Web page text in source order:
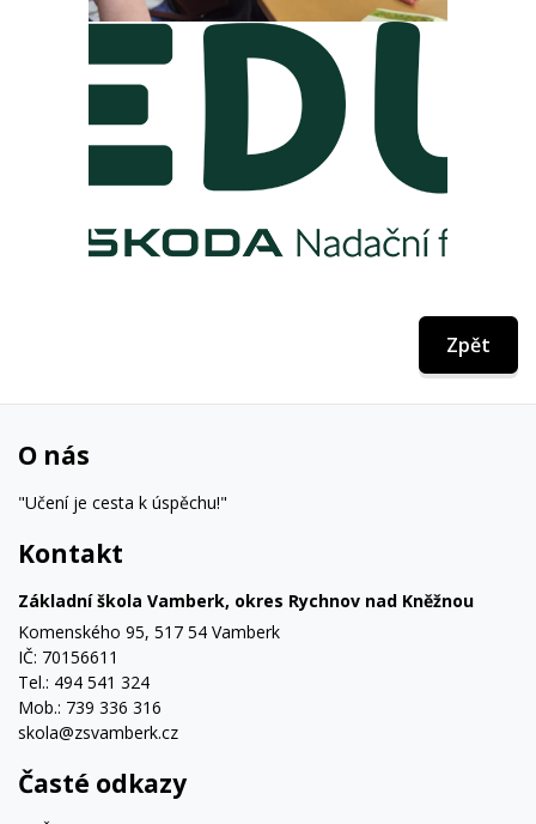
Zpět
O nás
"Učení je cesta k úspěchu!"
Kontakt
Základní škola Vamberk, okres Rychnov nad Kněžnou
Komenského 95, 517 54 Vamberk
IČ: 70156611
Tel.: 494 541 324
Mob.: 739 336 316
skola@zsvamberk.cz
Časté odkazy